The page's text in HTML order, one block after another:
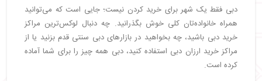
دبی فقط یک شهر برای خرید کردن نیست؛ جایی است که می‌توانید
همراه خانواده‌تان کلی خوش بگذرانید. چه دنبال لوکس‌ترین مراکز
خرید دبی باشید، چه بخواهید در بازارهای دبی سنتی قدم بزنید یا از
مراکز خرید ارزان دبی استفاده کنید، دبی همه چیز را برای شما آماده
کرده است.